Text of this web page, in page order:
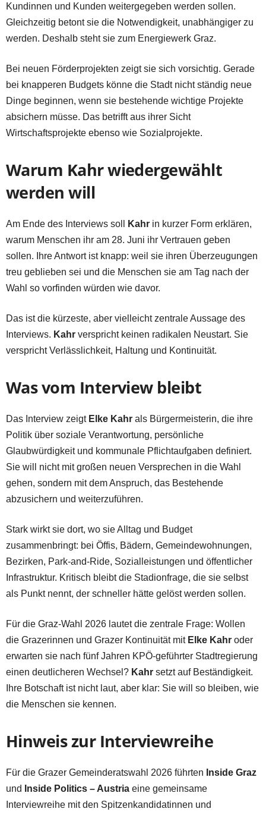
Kundinnen und Kunden weitergegeben werden sollen.
Gleichzeitig betont sie die Notwendigkeit, unabhängiger zu
werden. Deshalb steht sie zum Energiewerk Graz.
Bei neuen Förderprojekten zeigt sie sich vorsichtig. Gerade
bei knapperen Budgets könne die Stadt nicht ständig neue
Dinge beginnen, wenn sie bestehende wichtige Projekte
absichern müsse. Das betrifft aus ihrer Sicht
Wirtschaftsprojekte ebenso wie Sozialprojekte.
Warum Kahr wiedergewählt
werden will
Am Ende des Interviews soll Kahr in kurzer Form erklären,
warum Menschen ihr am 28. Juni ihr Vertrauen geben
sollen. Ihre Antwort ist knapp: weil sie ihren Überzeugungen
treu geblieben sei und die Menschen sie am Tag nach der
Wahl so vorfinden würden wie davor.
Das ist die kürzeste, aber vielleicht zentrale Aussage des
Interviews. Kahr verspricht keinen radikalen Neustart. Sie
verspricht Verlässlichkeit, Haltung und Kontinuität.
Was vom Interview bleibt
Das Interview zeigt Elke Kahr als Bürgermeisterin, die ihre
Politik über soziale Verantwortung, persönliche
Glaubwürdigkeit und kommunale Pflichtaufgaben definiert.
Sie will nicht mit großen neuen Versprechen in die Wahl
gehen, sondern mit dem Anspruch, das Bestehende
abzusichern und weiterzuführen.
Stark wirkt sie dort, wo sie Alltag und Budget
zusammenbringt: bei Öffis, Bädern, Gemeindewohnungen,
Bezirken, Park-and-Ride, Sozialleistungen und öffentlicher
Infrastruktur. Kritisch bleibt die Stadionfrage, die sie selbst
als Punkt nennt, der schneller hätte gelöst werden sollen.
Für die Graz-Wahl 2026 lautet die zentrale Frage: Wollen
die Grazerinnen und Grazer Kontinuität mit Elke Kahr oder
erwarten sie nach fünf Jahren KPÖ-geführter Stadtregierung
einen deutlicheren Wechsel? Kahr setzt auf Beständigkeit.
Ihre Botschaft ist nicht laut, aber klar: Sie will so bleiben, wie
die Menschen sie kennen.
Hinweis zur Interviewreihe
Für die Grazer Gemeinderatswahl 2026 führten Inside Graz
und
Inside Politics – Austria eine gemeinsame
Interviewreihe mit den Spitzenkandidatinnen und